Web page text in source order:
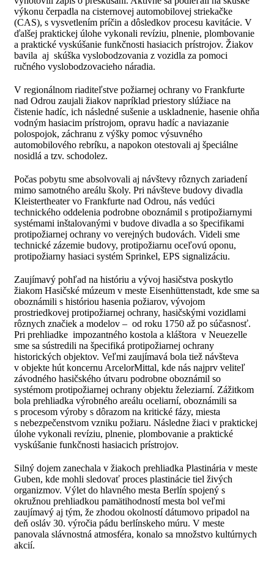
výkonu čerpadla na cisternovej automobilovej striekačke
(CAS), s vysvetlením príčin a dôsledkov procesu kavitácie. V
ďalšej praktickej úlohe vykonali revíziu, plnenie, plombovanie
a praktické vyskúšanie funkčnosti hasiacich prístrojov. Žiakov
bavila aj skúška vyslobodzovania z vozidla za pomoci
ručného vyslobodzovacieho náradia.
V regionálnom riaditeľstve požiarnej ochrany vo Frankfurte
nad Odrou zaujali žiakov napríklad priestory slúžiace na
čistenie hadíc, ich následné sušenie a uskladnenie, hasenie ohňa
vodným hasiacim prístrojom, opravu hadíc a naviazanie
polospojok, záchranu z výšky pomoc výsuvného
automobilového rebríku, a napokon otestovali aj špeciálne
nosidlá a tzv. schodolez.
Počas pobytu sme absolvovali aj návštevy rôznych zariadení
mimo samotného areálu školy. Pri návšteve budovy divadla
Kleistertheater vo Frankfurte nad Odrou, nás vedúci
technického oddelenia podrobne oboznámil s protipožiarnymi
systémami inštalovanými v budove divadla a so špecifikami
protipožiarnej ochrany vo verejných budovách. Videli sme
technické zázemie budovy, protipožiarnu oceľovú oponu,
protipožiarny hasiaci systém Sprinkel, EPS signalizáciu.
Zaujímavý pohľad na históriu a vývoj hasičstva poskytlo
žiakom Hasičské múzeum v meste Eisenhüttenstadt, kde sme sa
oboznámili s históriou hasenia požiarov, vývojom
prostriedkovej protipožiarnej ochrany, hasičskými vozidlami
rôznych značiek a modelov – od roku 1750 až po súčasnosť.
Pri prehliadke impozantného kostola a kláštora v Neuezelle
sme sa sústredili na špecifiká protipožiarnej ochrany
historických objektov. Veľmi zaujímavá bola tiež návšteva
v objekte hút koncernu ArcelorMittal, kde nás najprv veliteľ
závodného hasičského útvaru podrobne oboznámil so
systémom protipožiarnej ochrany objektu železiarní. Zážitkom
bola prehliadka výrobného areálu oceliarní, oboznámili sa
s procesom výroby s dôrazom na kritické fázy, miesta
s nebezpečenstvom vzniku požiaru. Následne žiaci v praktickej
úlohe vykonali revíziu, plnenie, plombovanie a praktické
vyskúšanie funkčnosti hasiacich prístrojov.
Silný dojem zanechala v žiakoch prehliadka Plastinária v meste
Guben, kde mohli sledovať proces plastinácie tiel živých
organizmov. Výlet do hlavného mesta Berlín spojený s
okružnou prehliadkou pamätihodností mesta bol veľmi
zaujímavý aj tým, že zhodou okolností dátumovo pripadol na
deň osláv 30. výročia pádu berlínskeho múru. V meste
panovala slávnostná atmosféra, konalo sa množstvo kultúrnych
akcií.